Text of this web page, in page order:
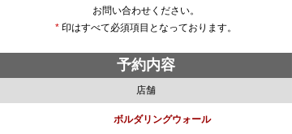
お問い合わせください。
* 印はすべて必須項目となっております。
予約内容
店舗
ボルダリングウォール